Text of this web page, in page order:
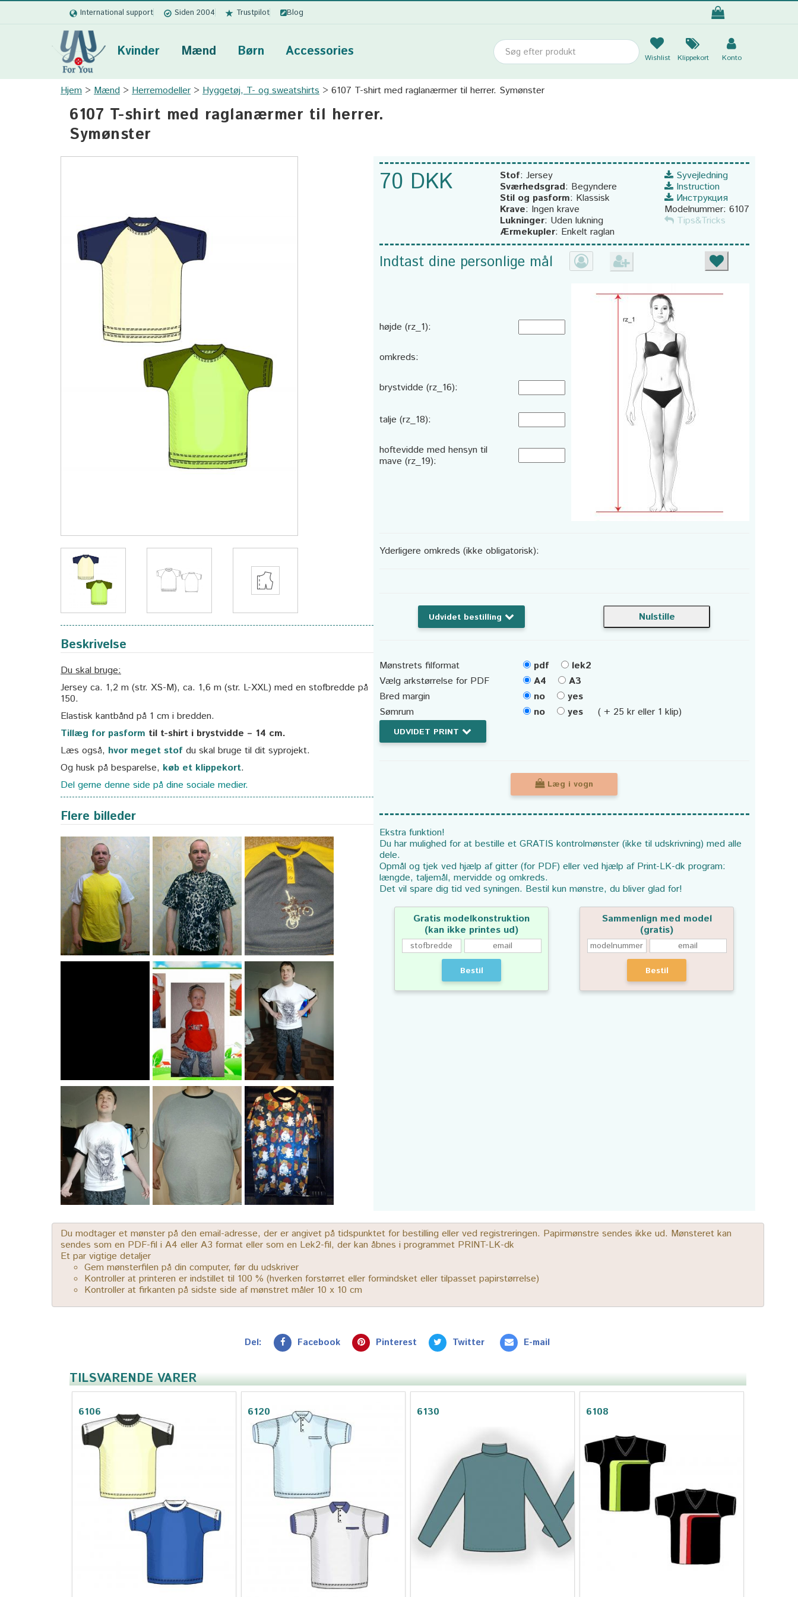
International support Siden 2004 Trustpilot Blog
Kvinder Mænd Børn Accessories Wishlist Klippekort Konto
Hjem Mænd Herremodeller Hyggetøj, T- og sweatshirts 6107 T-shirt med raglanærmer til herrer. Symønster
6107 T-shirt med raglanærmer til herrer.
Symønster
Beskrivelse
Du skal bruge:
Jersey ca. 1,2 m (str. XS-M), ca. 1,6 m (str. L-XXL) med en stofbredde på
150.
Elastisk kantbånd på 1 cm i bredden.
Tillæg for pasform til t-shirt i brystvidde – 14 cm.
Læs også, hvor meget stof du skal bruge til dit syprojekt.
Og husk på besparelse, køb et klippekort.
Del gerne denne side på dine sociale medier.
Flere billeder
70 DKK Stof: Jersey
Sværhedsgrad: Begyndere
Stil og pasform: Klassisk
Krave: Ingen krave
Lukninger: Uden lukning
Ærmekupler: Enkelt raglan
Syvejledning
Instruction
Инструкция
Modelnummer: 6107
Tips&Tricks
Indtast dine personlige mål
højde (rz_1):
omkreds:
brystvidde (rz_16):
talje (rz_18):
hoftevidde med hensyn til
mave (rz_19):
Yderligere omkreds (ikke obligatorisk):
Udvidet bestilling
Mønstrets filformat pdf
lek2
Vælg arkstørrelse for PDF
A4
A3
Bred margin
no
yes
Sømrum
no yes ( + 25 kr eller 1 klip)
UDVIDET PRINT
Læg i vogn
Ekstra funktion!
Du har mulighed for at bestille et GRATIS kontrolmønster (ikke til udskrivning) med alle
dele.
Opmål og tjek ved hjælp af gitter (for PDF) eller ved hjælp af Print-LK-dk program:
længde, taljemål, mervidde og omkreds.
Det vil spare dig tid ved syningen. Bestil kun mønstre, du bliver glad for!
Gratis modelkonstruktion
(kan ikke printes ud)
Bestil
Sammenlign med model
(gratis)
Bestil
Du modtager et mønster på den email-adresse, der er angivet på tidspunktet for bestilling eller ved registreringen. Papirmønstre sendes ikke ud. Mønsteret kan
sendes som en PDF-fil i A4 eller A3 format eller som en Lek2-fil, der kan åbnes i programmet PRINT-LK-dk
Et par vigtige detaljer
Gem mønsterfilen på din computer, før du udskriver
Kontroller at printeren er indstillet til 100 % (hverken forstørret eller formindsket eller tilpasset papirstørrelse)
Kontroller at firkanten på sidste side af mønstret måler 10 x 10 cm
Del: Facebook Pinterest Twitter E-mail
TILSVARENDE VARER
6106 6120 6130 6108